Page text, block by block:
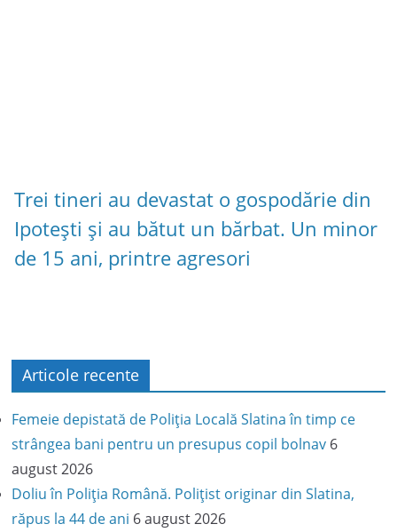
Trei tineri au devastat o gospodărie din
Ipotești și au bătut un bărbat. Un minor
de 15 ani, printre agresori
Articole recente
Femeie depistată de Poliția Locală Slatina în timp ce
strângea bani pentru un presupus copil bolnav 6
august 2026
Doliu în Poliția Română. Polițist originar din Slatina,
răpus la 44 de ani 6 august 2026